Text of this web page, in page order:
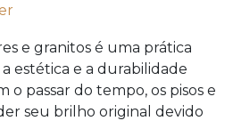
e granitos é uma prática
estética e a durabilidade
o passar do tempo, os pisos e
seu brilho original devido